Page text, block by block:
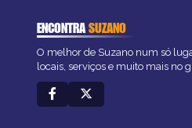
ENCONTRASUZANO
O melhor de Suzano num só
locais, serviços e muito mais no